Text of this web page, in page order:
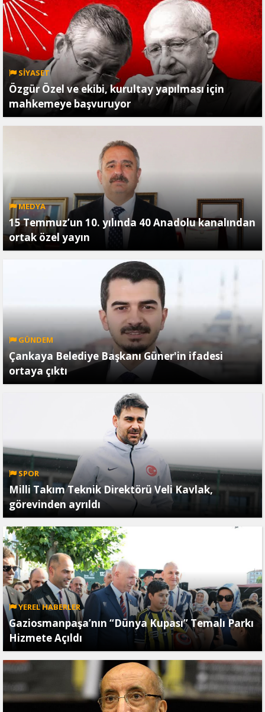
SİYASET
Özgür Özel ve ekibi, kurultay yapılması için
mahkemeye başvuruyor
MEDYA
15 Temmuz’un 10. yılında 40 Anadolu kanalından
ortak özel yayın
GÜNDEM
Çankaya Belediye Başkanı Güner'in ifadesi
ortaya çıktı
SPOR
Milli Takım Teknik Direktörü Veli Kavlak,
görevinden ayrıldı
YEREL HABERLER
Gaziosmanpaşa’nın “Dünya Kupası” Temalı Parkı
Hizmete Açıldı